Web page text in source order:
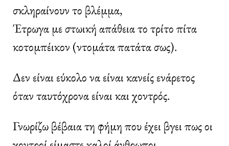
σκληραίνουν το βλέμμα,
Έτρωγα με στωική απάθεια το τρίτο πίτα
κοτομπέικον (ντομάτα πατάτα σως).
Δεν είναι εύκολο να είναι κανείς ενάρετος
όταν ταυτόχρονα είναι και χοντρός.
Γνωρίζω βέβαια τη φήμη που έχει βγει πως οι